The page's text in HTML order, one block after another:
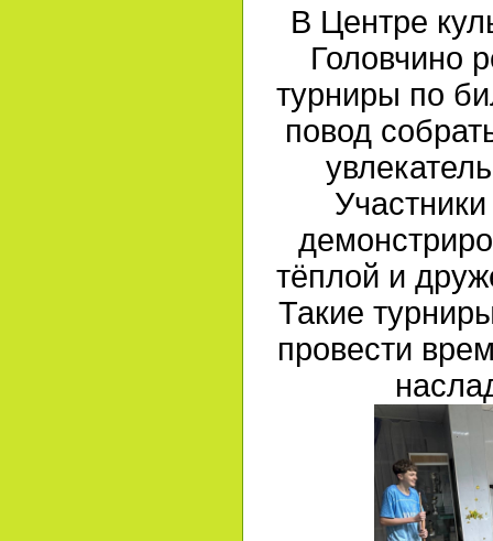
В Центре
Головчино
турниры по
повод
тёплой и
Такие
провести